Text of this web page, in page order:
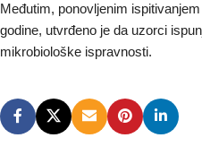
Međutim, ponovljenim
godine, utvrđeno je da uzorci
mikrobiološke ispravnosti.